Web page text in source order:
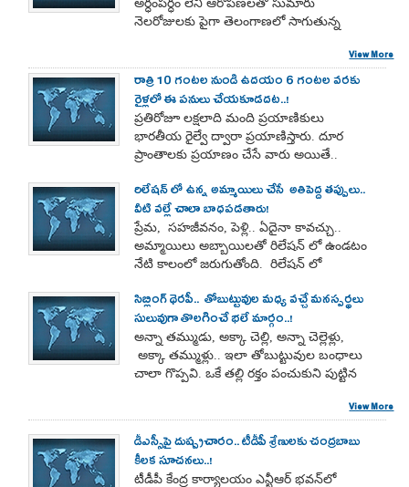
అర్ధంపర్ధం లేని ఆరోపణలతో సుమారు
నెలరోజులకు పైగా తెలంగాణలో సాగుతున్న
శుక్రవారం సాయంత్రంతో తెర పడింది.రాష్ట్రంలోని
మహబూబ్‌నగర్‌-హైదరాబాద్‌-రంగారెడ్డి
పట్టభద్రుల నియోజకవర్గంతో పాటుగా,నల్లగొండ-
ఖమ్మం-వరంగల్‌ స్థానానికి ఫిబ్రవరి 16 తేదీన
నోటిఫికేషన్ వెలువడినా, ఎన్నికల ప్రచారం
మాత్రం అంతకు చాలా ముందే అభ్యర్ధుల
ప్రారంభమైంది.
View More
రాత్రి 10 గంటల నుండి ఉదయం 6 గంటల వరకు
రైళ్లలో ఈ పనులు చేయకూడదట..!
ప్రతిరోజూ లక్షలాది మంది ప్రయాణికులు
భారతీయ రైల్వే ద్వారా ప్రయాణిస్తారు. దూర
ప్రాంతాలకు ప్రయాణం చేసే వారు అయితే..
రిలేషన్ లో ఉన్న అమ్మాయిలు చేసే అతిపెద్ద తప్పులు..
వీటి వల్లే చాలా బాధపడతారు!
ప్రేమ, సహజీవనం, పెళ్లి.. ఏదైనా కావచ్చు..
అమ్మాయిలు అబ్బాయిలతో రిలేషన్ లో ఉండటం
నేటి కాలంలో జరుగుతోంది. రిలేషన్ లో
తెలియకుండానే కొన్ని తప్పులు చేస్తారు..
సిబ్లింగ్ థెరపీ.. తోబుట్టువుల మధ్య వచ్చే మనస్పర్థలు
సులువుగా తొలగించే భలే మార్గం..!
అన్నా తమ్ముడు, అక్కా చెల్లి, అన్నా చెల్లెళ్లు,
అక్కా తమ్ముళ్లు.. ఇలా తోబుట్టువుల బంధాలు
చాలా గొప్పవి. ఒకే తల్లి రక్తం పంచుకుని పుట్టిన
View More
డీఎస్సీపై దుష్ప్రచారం.. టీడీపీ శ్రేణులకు చంద్రబాబు
కీలక సూచనలు..!
టీడీపీ కేంద్ర కార్యాలయం ఎన్టీఆర్ భవన్‌లో